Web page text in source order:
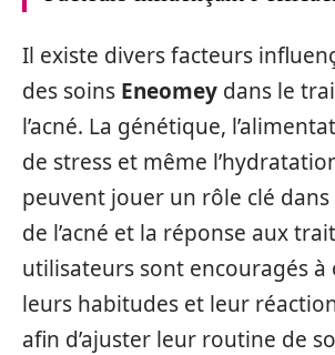
Il existe divers facteurs
des soins Eneomey dans le
l’acné. La génétique,
de stress et même
peuvent jouer un rôle clé dans
de l’acné et la réponse aux
utilisateurs sont encouragés à
leurs habitudes et leur
afin d’ajuster leur routine de